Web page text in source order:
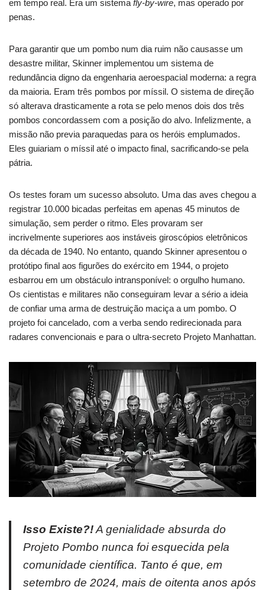
em tempo real. Era um sistema fly-by-wire, mas operado por
penas.
Para garantir que um pombo num dia ruim não causasse um
desastre militar, Skinner implementou um sistema de
redundância digno da engenharia aeroespacial moderna: a regra
da maioria. Eram três pombos por míssil. O sistema de direção
só alterava drasticamente a rota se pelo menos dois dos três
pombos concordassem com a posição do alvo. Infelizmente, a
missão não previa paraquedas para os heróis emplumados.
Eles guiariam o míssil até o impacto final, sacrificando-se pela
pátria.
Os testes foram um sucesso absoluto. Uma das aves chegou a
registrar 10.000 bicadas perfeitas em apenas 45 minutos de
simulação, sem perder o ritmo. Eles provaram ser
incrivelmente superiores aos instáveis giroscópios eletrônicos
da década de 1940. No entanto, quando Skinner apresentou o
protótipo final aos figurões do exército em 1944, o projeto
esbarrou em um obstáculo intransponível: o orgulho humano.
Os cientistas e militares não conseguiram levar a sério a ideia
de confiar uma arma de destruição maciça a um pombo. O
projeto foi cancelado, com a verba sendo redirecionada para
radares convencionais e para o ultra-secreto Projeto Manhattan.
Isso Existe?!A genialidade absurda do
Projeto Pombo nunca foi esquecida pela
comunidade científica. Tanto é que, em
setembro de 2024, mais de oitenta anos após